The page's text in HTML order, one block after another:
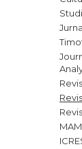
ȘTIINȚE
ȘTIINȚE
EDUCAȚIE
TIMP LIBER
ÎN CURS DE
Cum Cumpăr
Politica de
Formular de
Distribuitori